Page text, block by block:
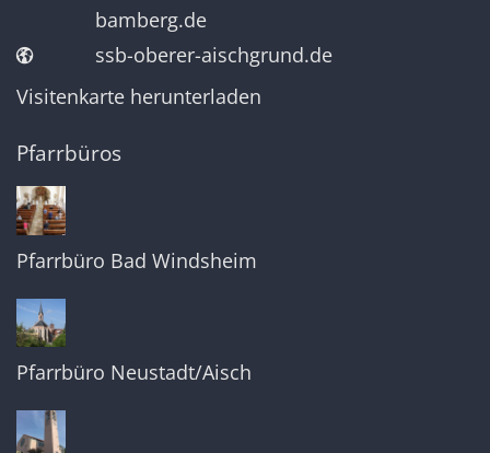
bamberg.de
ssb-oberer-aischgrund.de
Visitenkarte herunterladen
Pfarrbüros
Pfarrbüro Bad Windsheim
Pfarrbüro Neustadt/Aisch